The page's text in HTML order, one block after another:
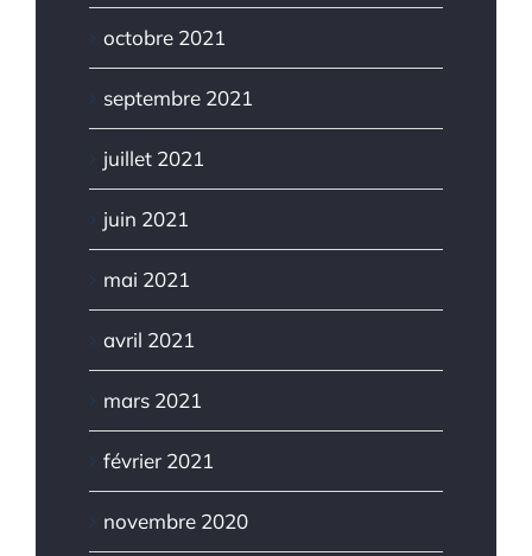
octobre 2021
septembre 2021
juillet 2021
juin 2021
mai 2021
avril 2021
mars 2021
février 2021
novembre 2020